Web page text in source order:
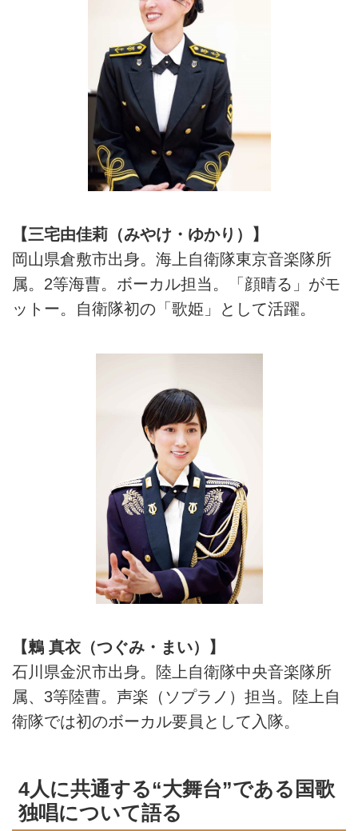
【三宅由佳莉（みやけ・ゆかり）】
岡山県倉敷市出身。海上自衛隊東京音楽隊所
属。2等海曹。ボーカル担当。「顔晴る」がモ
ットー。自衛隊初の「歌姫」として活躍。
【鶫 真衣（つぐみ・まい）】
石川県金沢市出身。陸上自衛隊中央音楽隊所
属、3等陸曹。声楽（ソプラノ）担当。陸上自
衛隊では初のボーカル要員として入隊。
4人に共通する“大舞台”である国歌
独唱について語る